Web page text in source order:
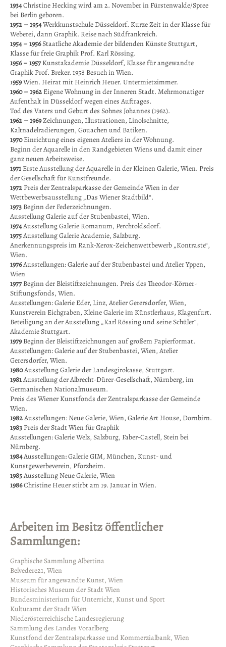
1934Christine Hecking wird am 2. November in Fürstenwalde/Spree
bei Berlin geboren.
1952 – 1954Werkkunstschule Düsseldorf. Kurze Zeit in der Klasse für
Weberei, dann Graphik. Reise nach Südfrankreich.
1954 – 1956Staatliche Akademie der bildenden Künste Stuttgart,
Klasse für freie Graphik Prof. Karl Rössing.
1956 – 1957Kunstakademie Düsseldorf, Klasse für angewandte
Graphik Prof. Breker. 1958 Besuch in Wien.
1959Wien. Heirat mit Heinrich Heuer. Untermietzimmer.
1960 – 1962 Eigene Wohnung in der Inneren Stadt. Mehrmonatiger
Aufenthalt in Düsseldorf wegen eines Auftrages.
Tod des Vaters und Geburt des Sohnes Johannes (1962).
1962 – 1969Zeichnungen, Illustrationen, Linolschnitte,
Kaltnadelradierungen, Gouachen und Batiken.
1970Einrichtung eines eigenen Ateliers in der Wohnung.
Beginn der Aquarelle in den Randgebieten Wiens und damit einer
ganz neuen Arbeitsweise.
1971 Erste Ausstellung der Aquarelle in der Kleinen Galerie, Wien. Preis
der Gesellschaft für Kunstfreunde.
1972 Preis der Zentralsparkasse der Gemeinde Wien in der
Wettbewerbsausstellung „Das Wiener Stadtbild“.
1973 Beginn der Federzeichnungen.
Ausstellung Galerie auf der Stubenbastei, Wien.
1974Ausstellung Galerie Romanum, Perchtoldsdorf.
1975Ausstellung Galerie Academie, Salzburg.
Anerkennungspreis im Rank-Xerox-Zeichenwettbewerb „Kontraste“,
Wien.
1976Ausstellungen: Galerie auf der Stubenbastei und Atelier Yppen,
Wien
1977Beginn der Bleistiftzeichnungen. Preis des Theodor-Körner-
Stiftungsfonds, Wien.
Ausstellungen: Galerie Eder, Linz, Atelier Gerersdorfer, Wien,
Kunstverein Eichgraben, Kleine Galerie im Künstlerhaus, Klagenfurt.
Beteiligung an der Ausstellung „Karl Rössing und seine Schüler“,
Akademie Stuttgart.
1979Beginn der Bleistiftzeichnungen auf großem Papierformat.
Ausstellungen: Galerie auf der Stubenbastei, Wien, Atelier
Gerersdorfer, Wien.
1980Ausstellung Galerie der Landesgirokasse, Stuttgart.
1981Ausstellung der Albrecht-Dürer-Gesellschaft, Nürnberg, im
Germanischen Nationalmuseum.
Preis des Wiener Kunstfonds der Zentralsparkasse der Gemeinde
Wien.
1982Ausstellungen: Neue Galerie, Wien, Galerie Art House, Dornbirn.
1983 Preis der Stadt Wien für Graphik
Ausstellungen: Galerie Welz, Salzburg, Faber-Castell, Stein bei
Nürnberg.
1984Ausstellungen: Galerie GIM, München, Kunst- und
Kunstgewerbeverein, Pforzheim.
1985Ausstellung Neue Galerie, Wien
1986Christine Heuer stirbt am 19. Januar in Wien.
Arbeiten im Besitz öffentlicher
Sammlungen:
Graphische Sammlung Albertina
Belvedere21, Wien
Museum für angewandte Kunst, Wien
Historisches Museum der Stadt Wien
Bundesministerium für Unterricht, Kunst und Sport
Kulturamt der Stadt Wien
Niederösterreichische Landesregierung
Sammlung des Landes Vorarlberg
Kunstfond der Zentralsparkasse und Kommerzialbank, Wien